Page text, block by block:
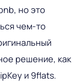
но это
чем-то
решение, как
и 9flats.